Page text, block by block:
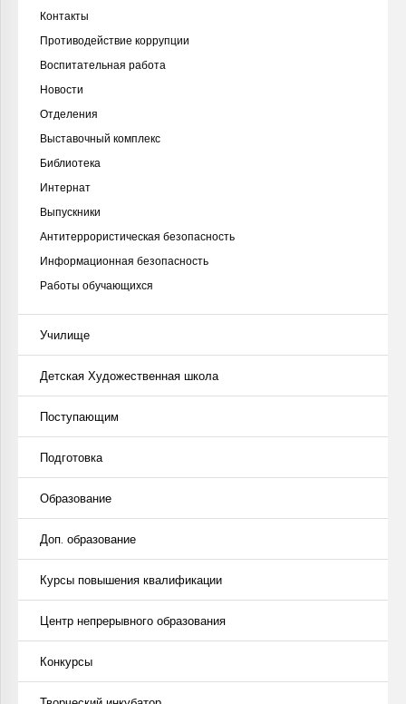
Контакты
Противодействие коррупции
Воспитательная работа
Новости
Отделения
Выставочный комплекс
Библиотека
Интернат
Выпускники
Антитеррористическая безопасность
Информационная безопасность
Работы обучающихся
Училище
Детская Художественная школа
Поступающим
Подготовка
Образование
Доп. образование
Курсы повышения квалификации
Центр непрерывного образования
Конкурсы